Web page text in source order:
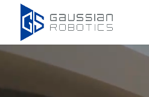
Reproductor